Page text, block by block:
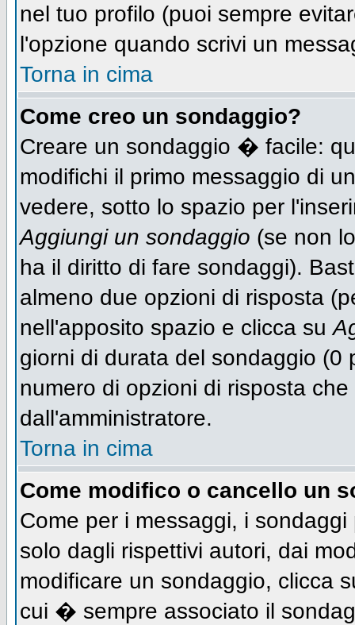
nel tuo profilo (puoi sempre
l'opzione quando scrivi un
Torna in cima
Come creo un sondaggio?
Creare un sondaggio � facile:
modifichi il primo messaggio di
vedere, sotto lo spazio per
Aggiungi un sondaggio (se non
ha il diritto di fare sondaggi).
almeno due opzioni di risposta
nell'apposito spazio e clicca su
giorni di durata del sondaggio
numero di opzioni di risposta
dall'amministratore.
Torna in cima
Come modifico o cancello un
Come per i messaggi, i
solo dagli rispettivi autori, dai
modificare un sondaggio, clicca
cui � sempre associato il